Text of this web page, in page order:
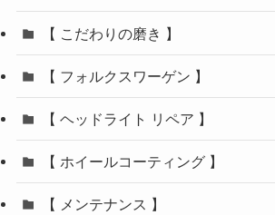
【 こだわりの磨き 】
【 フォルクスワーゲン 】
【 ヘッドライト リペア 】
【 ホイールコーティング 】
【 メンテナンス 】